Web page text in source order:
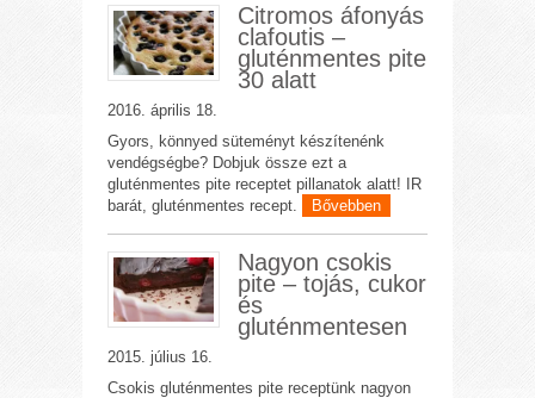
Citromos áfonyás
clafoutis –
gluténmentes pite
30 alatt
2016. április 18.
Gyors, könnyed süteményt készítenénk
vendégségbe? Dobjuk össze ezt a
gluténmentes pite receptet pillanatok alatt! IR
barát, gluténmentes recept.
Bővebben
Nagyon csokis
pite – tojás, cukor
és
gluténmentesen
2015. július 16.
Csokis gluténmentes pite receptünk nagyon